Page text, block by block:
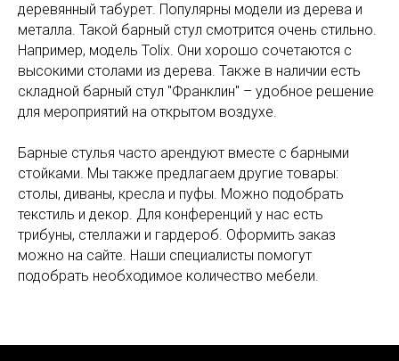
деревянный табурет. Популярны модели из дерева и
металла. Такой барный стул смотрится очень стильно.
Например, модель Tolix. Они хорошо сочетаются с
высокими столами из дерева. Также в наличии есть
складной барный стул "Франклин" – удобное решение
для мероприятий на открытом воздухе.
Барные стулья часто арендуют вместе с барными
стойками. Мы также предлагаем другие товары:
столы, диваны, кресла и пуфы. Можно подобрать
текстиль и декор. Для конференций у нас есть
трибуны, стеллажи и гардероб. Оформить заказ
можно на сайте. Наши специалисты помогут
подобрать необходимое количество мебели.